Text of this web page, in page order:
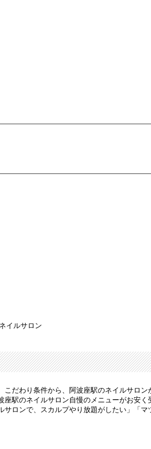
イルサロン
だわり条件から、阿波座駅のネイルサロ
駅のネイルサロン自慢のメニューがお安
ロンで、スカルプやり放題がしたい」「